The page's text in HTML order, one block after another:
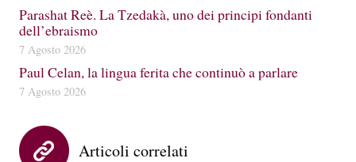
Parashat Reè. La Tzedakà, uno dei principi fondanti
dell’ebraismo
7 Agosto 2026
Paul Celan, la lingua ferita che continuò a parlare
7 Agosto 2026
Articoli correlati